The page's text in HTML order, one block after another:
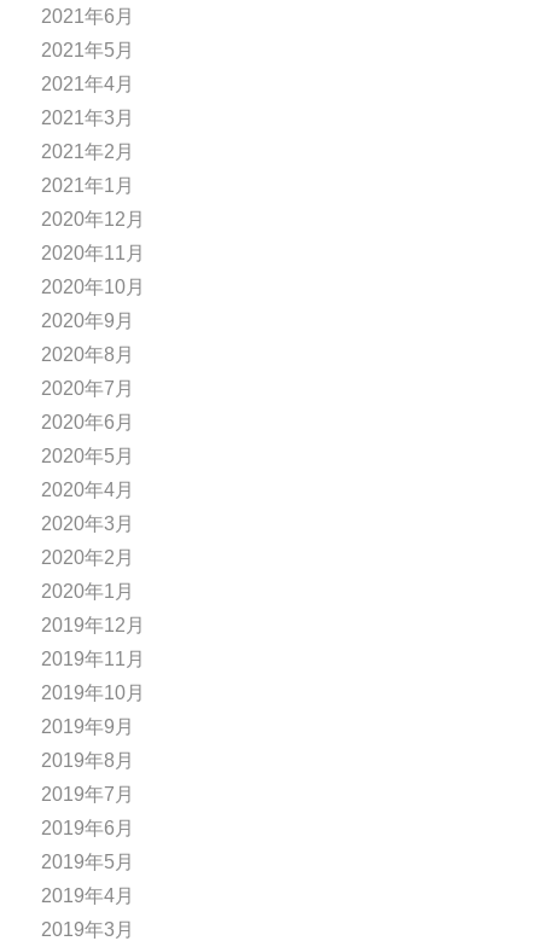
2021年6月
2021年5月
2021年4月
2021年3月
2021年2月
2021年1月
2020年12月
2020年11月
2020年10月
2020年9月
2020年8月
2020年7月
2020年6月
2020年5月
2020年4月
2020年3月
2020年2月
2020年1月
2019年12月
2019年11月
2019年10月
2019年9月
2019年8月
2019年7月
2019年6月
2019年5月
2019年4月
2019年3月